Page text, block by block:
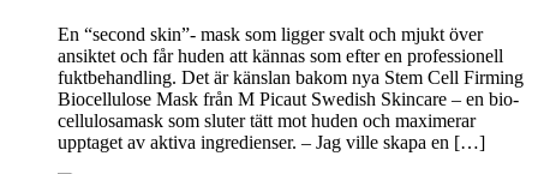
En “second skin”- mask som ligger svalt och mjukt över
ansiktet och får huden att kännas som efter en professionell
fuktbehandling. Det är känslan bakom nya Stem Cell Firming
Biocellulose Mask från M Picaut Swedish Skincare – en bio-
cellulosamask som sluter tätt mot huden och maximerar
upptaget av aktiva ingredienser. – Jag ville skapa en […]